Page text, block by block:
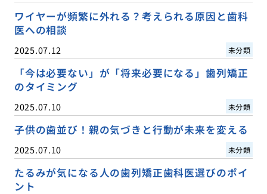
ワイヤーが頻繁に外れる？考えられる原因と歯科
医への相談
2025.07.12 未分類
「今は必要ない」が「将来必要になる」歯列矯正
のタイミング
2025.07.10 未分類
子供の歯並び！親の気づきと行動が未来を変える
2025.07.10 未分類
たるみが気になる人の歯列矯正歯科医選びのポイ
ント